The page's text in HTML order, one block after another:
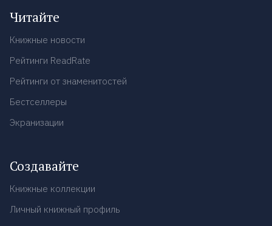
Читайте
Книжные новости
Рейтинги ReadRate
Рейтинги от знаменитостей
Бестселлеры
Экранизации
Создавайте
Книжные коллекции
Личный книжный профиль